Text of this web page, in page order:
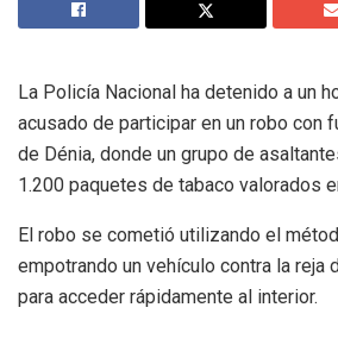
La Policía Nacional ha detenido a un
acusado de participar en un robo con
de Dénia, donde un grupo de
1.200 paquetes de tabaco valorados
El robo se cometió utilizando el
empotrando un vehículo contra la reja
para acceder rápidamente al interior.